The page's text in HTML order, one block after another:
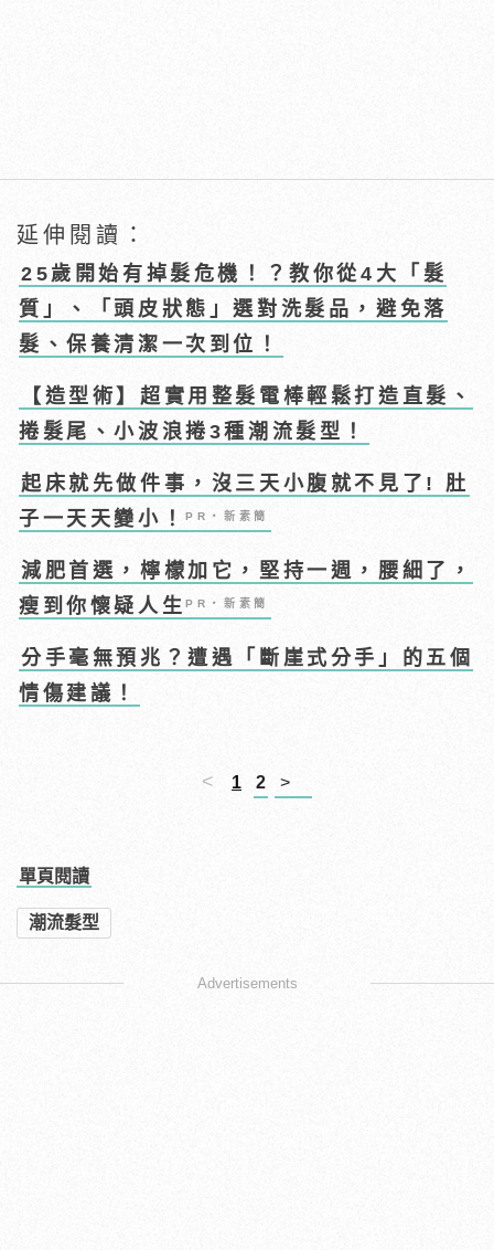
延伸閱讀：
25歲開始有掉髮危機！？教你從4大「髮
質」、「頭皮狀態」選對洗髮品，避免落
髮、保養清潔一次到位！
【造型術】超實用整髮電棒輕鬆打造直髮、
捲髮尾、小波浪捲3種潮流髮型！
起床就先做件事，沒三天小腹就不見了! 肚
子一天天變小！PR・新素簡
減肥首選，檸檬加它，堅持一週，腰細了，
瘦到你懷疑人生PR・新素簡
分手毫無預兆？遭遇「斷崖式分手」的五個
情傷建議！
< 1 2 >
單頁閱讀
潮流髮型
Advertisements